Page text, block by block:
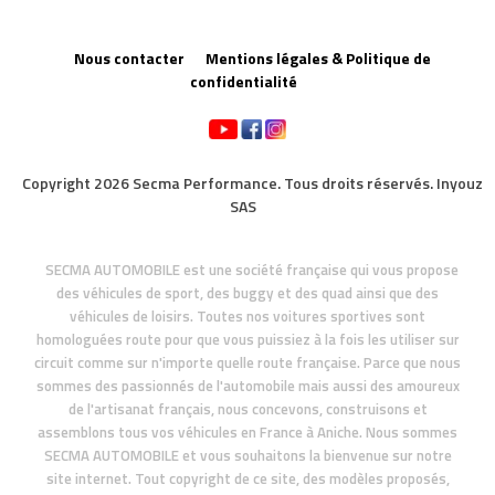
Nous contacter
Mentions légales & Politique de
confidentialité
Copyright 2026 Secma Performance. Tous droits réservés. Inyouz
SAS
SECMA AUTOMOBILE est une société française qui vous propose
des véhicules de sport, des buggy et des quad ainsi que des
véhicules de loisirs. Toutes nos voitures sportives sont
homologuées route pour que vous puissiez à la fois les utiliser sur
circuit comme sur n'importe quelle route française. Parce que nous
sommes des passionnés de l'automobile mais aussi des amoureux
de l'artisanat français, nous concevons, construisons et
assemblons tous vos véhicules en France à Aniche. Nous sommes
SECMA AUTOMOBILE et vous souhaitons la bienvenue sur notre
site internet. Tout copyright de ce site, des modèles proposés,